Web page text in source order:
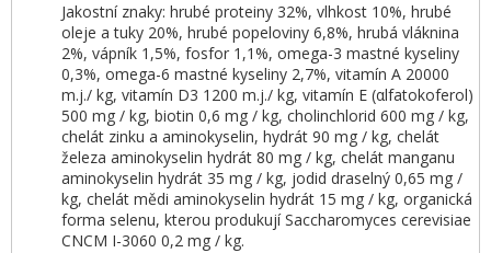
Jakostní znaky: hrubé proteiny 32%, vlhkost 10%, hrubé
oleje a tuky 20%, hrubé popeloviny 6,8%, hrubá vláknina
2%, vápník 1,5%, fosfor 1,1%, omega-3 mastné kyseliny
0,3%, omega-6 mastné kyseliny 2,7%, vitamín A 20000
m.j./ kg, vitamín D3 1200 m.j./ kg, vitamín E (αlfatokoferol)
500 mg / kg, biotin 0,6 mg / kg, cholinchlorid 600 mg / kg,
chelát zinku a aminokyselin, hydrát 90 mg / kg, chelát
železa aminokyselin hydrát 80 mg / kg, chelát manganu
aminokyselin hydrát 35 mg / kg, jodid draselný 0,65 mg /
kg, chelát mědi aminokyselin hydrát 15 mg / kg, organická
forma selenu, kterou produkují Saccharomyces cerevisiae
CNCM I-3060 0,2 mg / kg.